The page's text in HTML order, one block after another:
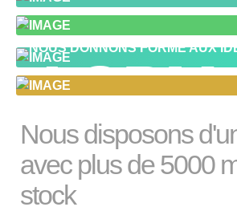
ACPM
NOUS DONNONS FORME AUX
Nous disposons
avec plus de 5000
stock